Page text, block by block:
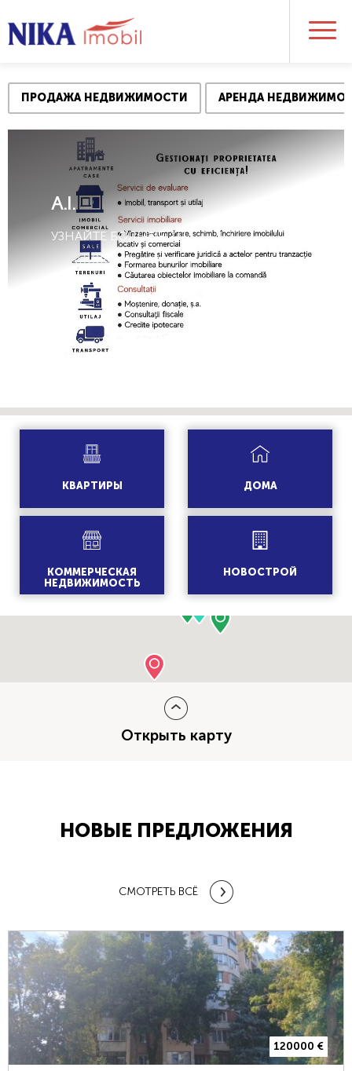
A.I.
УЗНАЙТЕ БОЛЬШЕ
ПРОДАЖА НЕДВИЖИМОСТИ АРЕНДА
КВАРТИРЫ ДОМА
КОММЕРЧЕСКАЯ
НЕДВИЖИМОСТЬ
НОВОСТРОЙ
Открыть карту
НОВЫЕ ПРЕДЛОЖЕНИЯ
СМОТРЕТЬ ВСЁ
120000 €